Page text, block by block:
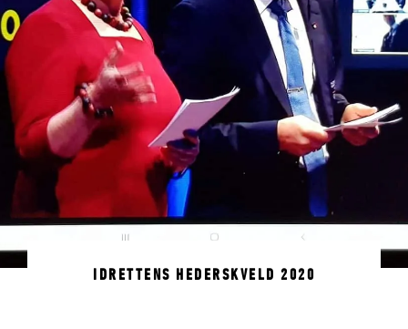
IDRETTENS HEDERSKVELD 2020